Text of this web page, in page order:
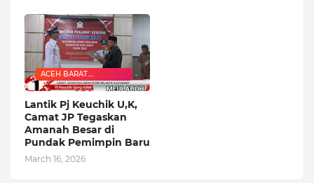
ACEH BARAT.
PEMERINTAH
Lantik Pj Keuchik U,K,
Camat JP Tegaskan
Amanah Besar di
Pundak Pemimpin Baru
March 16, 2026